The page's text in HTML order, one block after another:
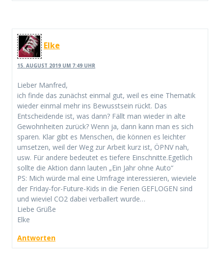
Elke
15. AUGUST 2019 UM 7:49 UHR
Lieber Manfred,
ich finde das zunächst einmal gut, weil es eine Thematik
wieder einmal mehr ins Bewusstsein rückt. Das
Entscheidende ist, was dann? Fällt man wieder in alte
Gewohnheiten zurück? Wenn ja, dann kann man es sich
sparen. Klar gibt es Menschen, die können es leichter
umsetzen, weil der Weg zur Arbeit kurz ist, ÖPNV nah,
usw. Für andere bedeutet es tiefere Einschnitte.Egetlich
sollte die Aktion dann lauten „Ein Jahr ohne Auto“
PS: Mich würde mal eine Umfrage interessieren, wieviele
der Friday-for-Future-Kids in die Ferien GEFLOGEN sind
und wieviel CO2 dabei verballert wurde…
Liebe Grüße
Elke
Antworten